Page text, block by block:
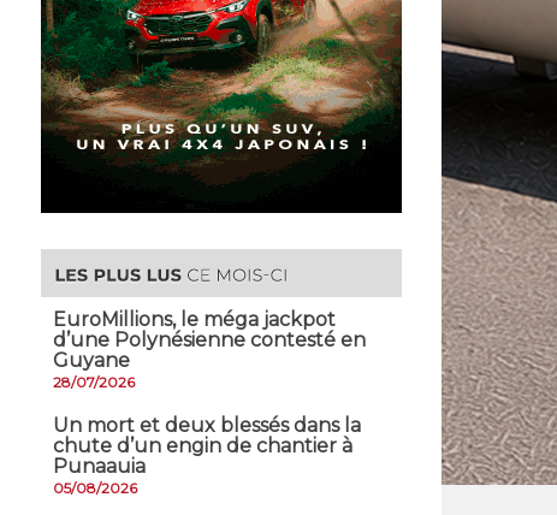
EuroMillions, ​le méga jackpot
d’une Polynésienne contesté en
Guyane
28/07/2026
​Un mort et deux blessés dans la
chute d’un engin de chantier à
Punaauia
05/08/2026